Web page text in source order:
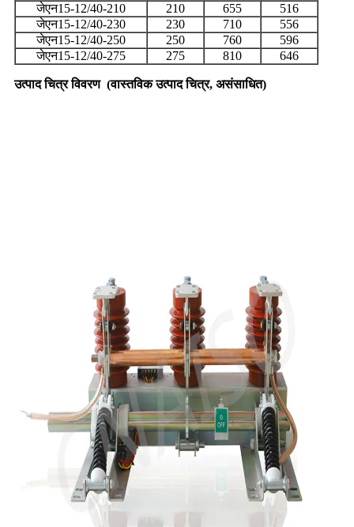
जेएन15-12/40-210
210 655
516
जेएन15-12/40-230
230 710
556
जेएन15-12/40-250
250 760
596
जेएन15-12/40-275
275 810 646
उत्पाद चित्र विवरण (वास्तविक उत्पाद चित्र, असंसाधित)